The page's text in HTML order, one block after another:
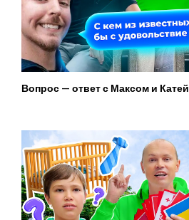
Вопрос — ответ с Максом и Катей